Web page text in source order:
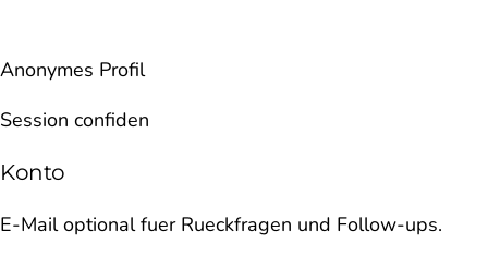
Anonymes Profil
Session confiden
Konto
E-Mail optional fuer Rueckfragen und Follow-ups.